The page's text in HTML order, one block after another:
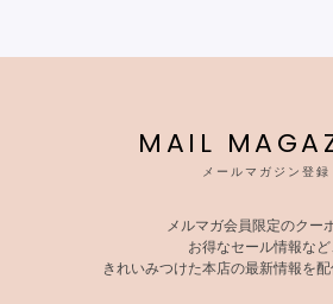
MAIL
メールマガジン登録
メルマガ会員限定のクー
お得なセール情報など
きれいみつけた本店の最新情報を配